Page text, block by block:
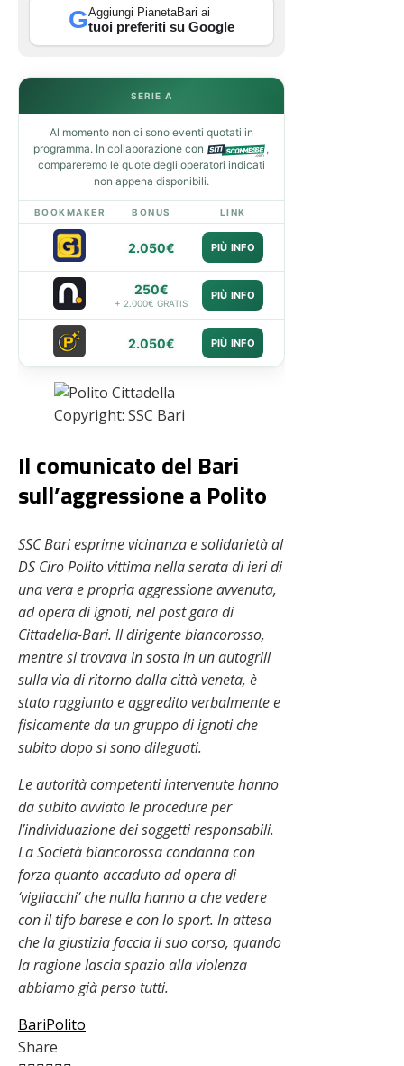
GAggiungi PianetaBari ai
tuoi preferiti su Google
SERIE A
Al momento non ci sono eventi quotati in
programma. In collaborazione con
,
compareremo le quote degli operatori indicati
non appena disponibili.
BOOKMAKER BONUS LINK
2.050€ PIÙ INFO
250€
+ 2.000€ GRATIS
PIÙ INFO
2.050€ PIÙ INFO
Copyright: SSC Bari
Il comunicato del Bari
sull’aggressione a Polito
SSC Bari esprime vicinanza e solidarietà al
DS Ciro Polito vittima nella serata di ieri di
una vera e propria aggressione avvenuta,
ad opera di ignoti, nel post gara di
Cittadella-Bari. Il dirigente biancorosso,
mentre si trovava in sosta in un autogrill
sulla via di ritorno dalla città veneta, è
stato raggiunto e aggredito verbalmente e
fisicamente da un gruppo di ignoti che
subito dopo si sono dileguati.
Le autorità competenti intervenute hanno
da subito avviato le procedure per
l’individuazione dei soggetti responsabili.
La Società biancorossa condanna con
forza quanto accaduto ad opera di
‘vigliacchi’ che nulla hanno a che vedere
con il tifo barese e con lo sport. In attesa
che la giustizia faccia il suo corso, quando
la ragione lascia spazio alla violenza
abbiamo già perso tutti.
BariPolito
Share